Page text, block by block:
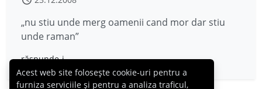
„nu stiu unde merg oamenii cand mor dar stiu
unde raman”
răspunde-i
Acest web site folosește cookie-uri pentru a
furniza serviciile și pentru a analiza traficul,